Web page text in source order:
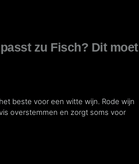
zu Fisch? Dit moet
beste voor een witte wijn. Rode wijn
overstemmen en zorgt soms voor